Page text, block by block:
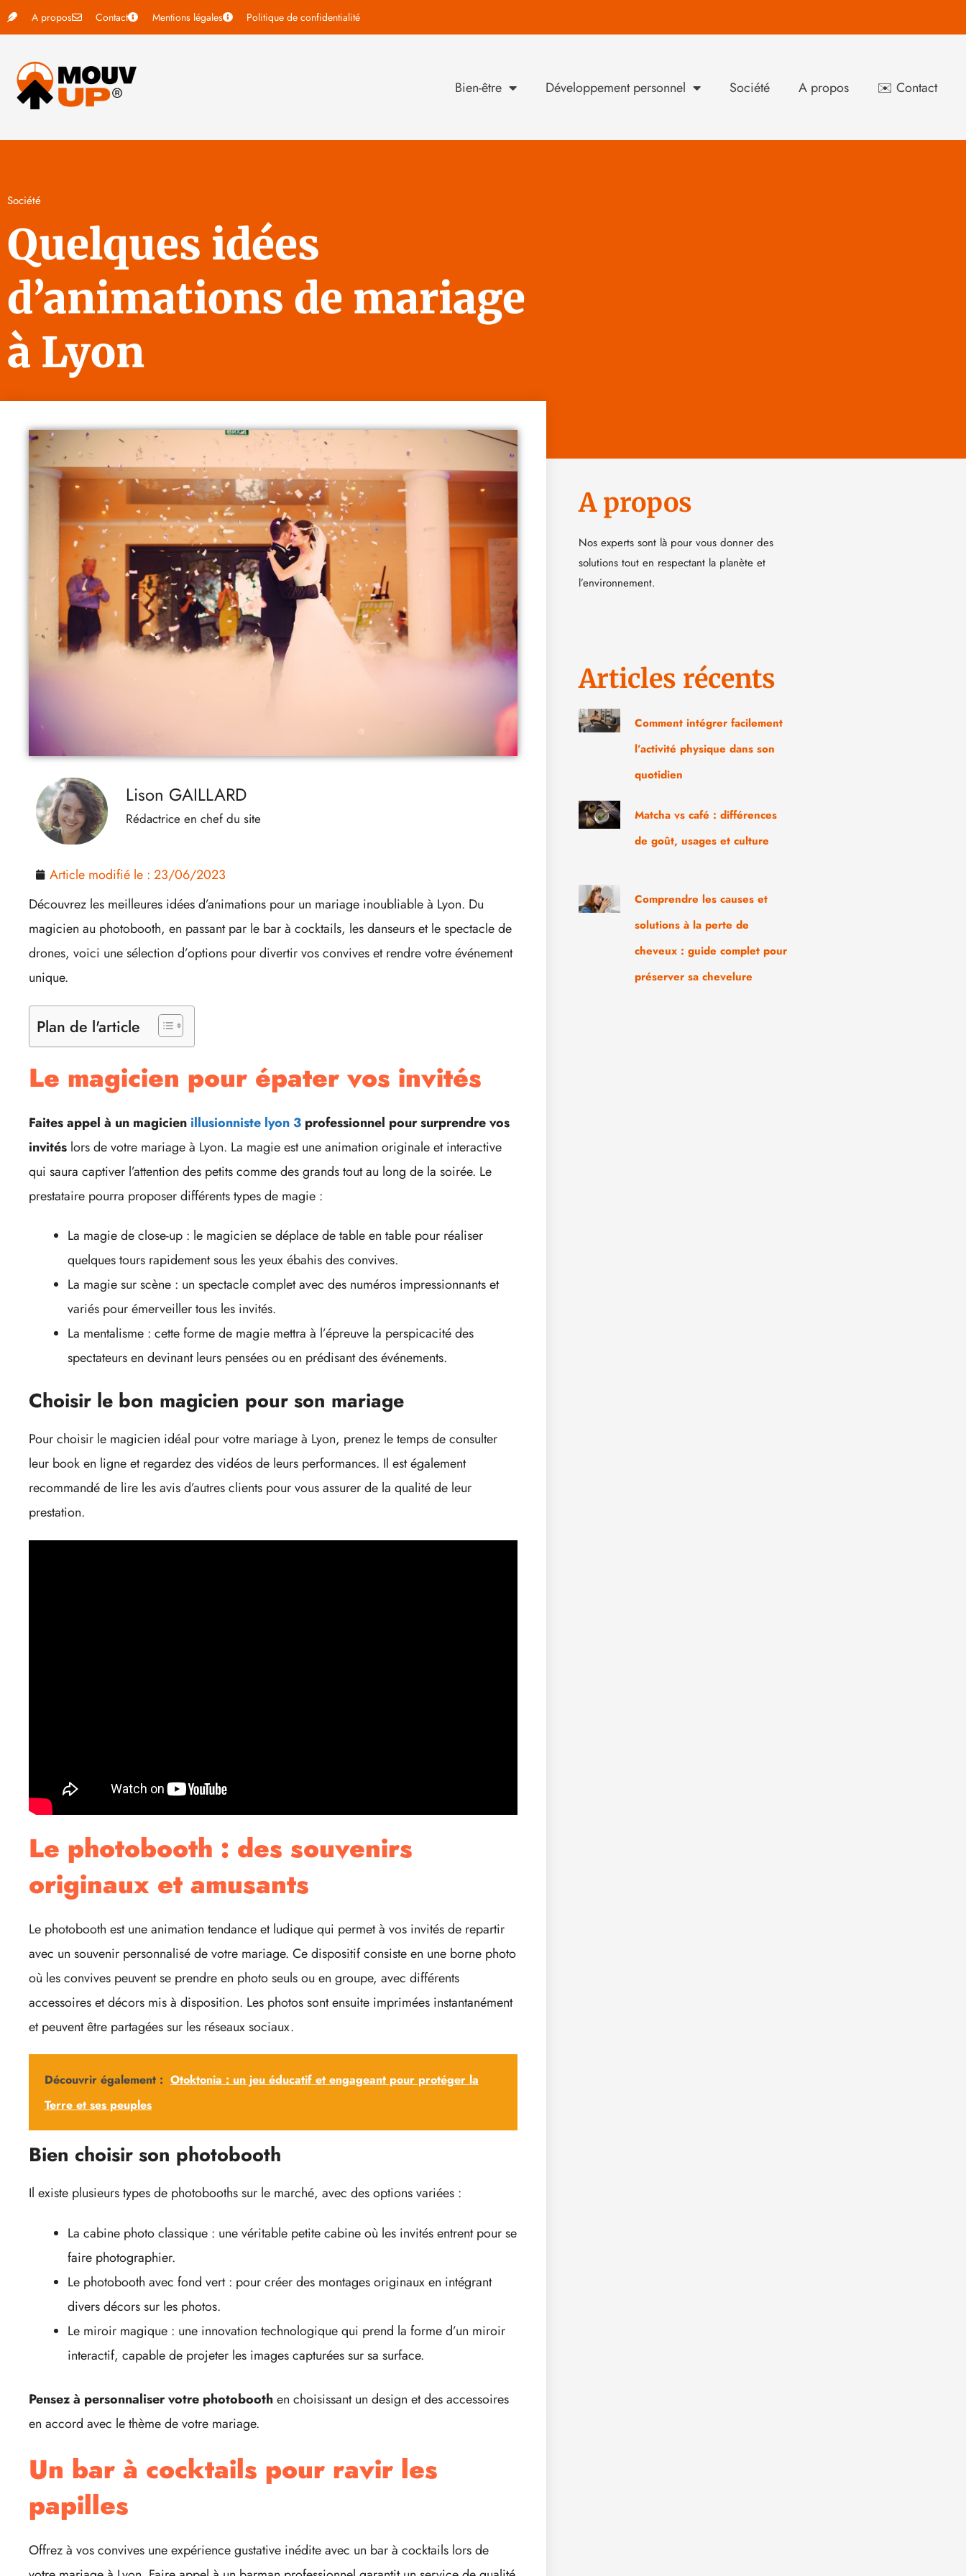
A propos Contact Mentions légales Politique de confidentialité
Bien-être Développement personnel Société A propos ✉️ Contact
Société
Quelques idées
d’animations de mariage
à Lyon
Lison GAILLARD
Rédactrice en chef du site
Article modifié le : 23/06/2023
Découvrez les meilleures idées d’animations pour un mariage inoubliable à Lyon. Du
magicien au photobooth, en passant par le bar à cocktails, les danseurs et le spectacle de
drones, voici une sélection d’options pour divertir vos convives et rendre votre événement
unique.
Plan de l'article
Le magicien pour épater vos invités
Faites appel à un magicien illusionniste lyon 3 professionnel pour surprendre vos
invités lors de votre mariage à Lyon. La magie est une animation originale et interactive
qui saura captiver l’attention des petits comme des grands tout au long de la soirée. Le
prestataire pourra proposer différents types de magie :
La magie de close-up : le magicien se déplace de table en table pour réaliser
quelques tours rapidement sous les yeux ébahis des convives.
La magie sur scène : un spectacle complet avec des numéros impressionnants et
variés pour émerveiller tous les invités.
La mentalisme : cette forme de magie mettra à l’épreuve la perspicacité des
spectateurs en devinant leurs pensées ou en prédisant des événements.
Choisir le bon magicien pour son mariage
Pour choisir le magicien idéal pour votre mariage à Lyon, prenez le temps de consulter
leur book en ligne et regardez des vidéos de leurs performances. Il est également
recommandé de lire les avis d’autres clients pour vous assurer de la qualité de leur
prestation.
Le photobooth : des souvenirs
originaux et amusants
Le photobooth est une animation tendance et ludique qui permet à vos invités de repartir
avec un souvenir personnalisé de votre mariage. Ce dispositif consiste en une borne photo
où les convives peuvent se prendre en photo seuls ou en groupe, avec différents
accessoires et décors mis à disposition. Les photos sont ensuite imprimées instantanément
et peuvent être partagées sur les réseaux sociaux.
Découvrir également : Otoktonia : un jeu éducatif et engageant pour protéger la
Terre et ses peuples
Bien choisir son photobooth
Il existe plusieurs types de photobooths sur le marché, avec des options variées :
La cabine photo classique : une véritable petite cabine où les invités entrent pour se
faire photographier.
Le photobooth avec fond vert : pour créer des montages originaux en intégrant
divers décors sur les photos.
Le miroir magique : une innovation technologique qui prend la forme d’un miroir
interactif, capable de projeter les images capturées sur sa surface.
Pensez à personnaliser votre photoboothen choisissant un design et des accessoires
en accord avec le thème de votre mariage.
Un bar à cocktails pour ravir les
papilles
Offrez à vos convives une expérience gustative inédite avec un bar à cocktails lors de
A propos
Nos experts sont là pour vous donner des
solutions tout en respectant la planète et
l’environnement.
Articles récents
Comment intégrer facilement
l’activité physique dans son
quotidien
Matcha vs café : différences
de goût, usages et culture
Comprendre les causes et
solutions à la perte de
cheveux : guide complet pour
préserver sa chevelure